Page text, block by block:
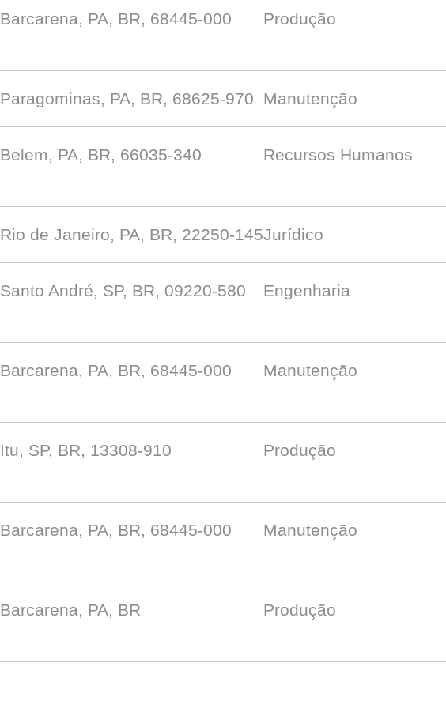
Barcarena, PA, BR, 68445-000 Produção
Paragominas, PA, BR, 68625-970 Manutenção
Belem, PA, BR, 66035-340 Recursos Humanos
Rio de Janeiro, PA, BR, 22250-145Jurídico
Santo André, SP, BR, 09220-580 Engenharia
Barcarena, PA, BR, 68445-000 Manutenção
Itu, SP, BR, 13308-910 Produção
Barcarena, PA, BR, 68445-000 Manutenção
Barcarena, PA, BR Produção